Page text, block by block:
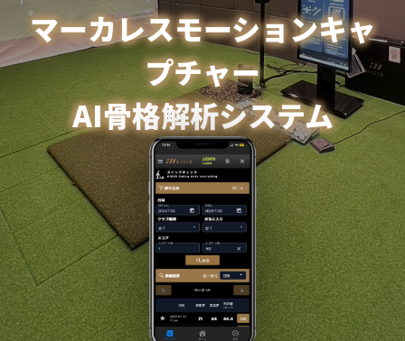
マーカレスモーションキャ
プチャー
AI骨格解析システム